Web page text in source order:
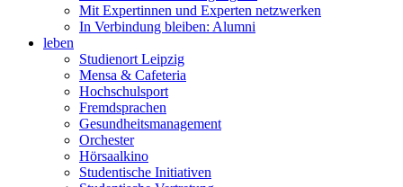
Mit Expertinnen und Experten netzwerken
In Verbindung bleiben: Alumni
leben
Studienort Leipzig
Mensa & Cafeteria
Hochschulsport
Fremdsprachen
Gesundheitsmanagement
Orchester
Hörsaalkino
Studentische Initiativen